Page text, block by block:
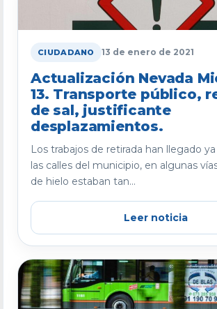
CIUDADANO 13 de enero de 2021
Actualización Nevada
13. Transporte público,
de sal, justificante
desplazamientos.
Los trabajos de retirada han llegado
las calles del municipio, en algunas
de hielo estaban tan...
Leer noticia